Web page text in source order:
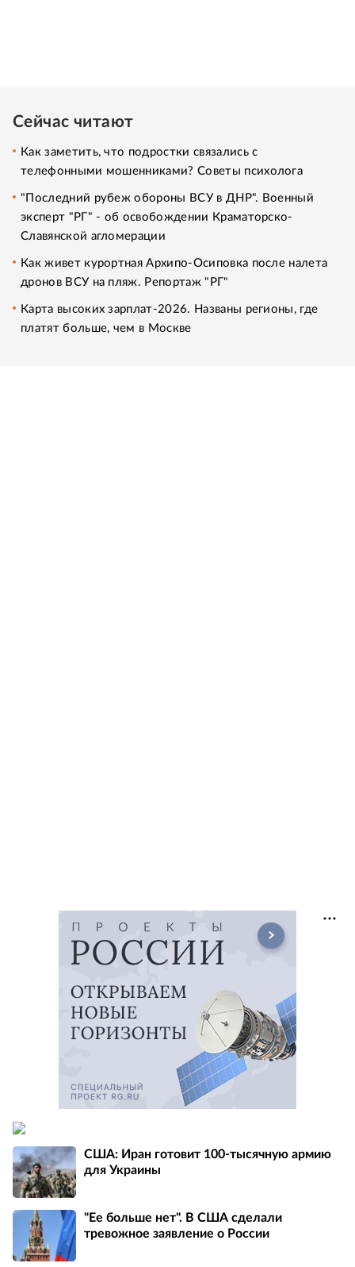
Сейчас читают
Как заметить, что подростки связались с
телефонными мошенниками? Советы психолога
"Последний рубеж обороны ВСУ в ДНР". Военный
эксперт "РГ" - об освобождении Краматорско-
Славянской агломерации
Как живет курортная Архипо-Осиповка после налета
дронов ВСУ на пляж. Репортаж "РГ"
Карта высоких зарплат-2026. Названы регионы, где
платят больше, чем в Москве
США: Иран готовит 100-тысячную армию
для Украины
"Ее больше нет". В США сделали
тревожное заявление о России